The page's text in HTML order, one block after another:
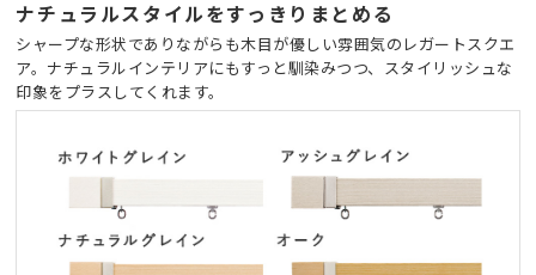
ナチュラルスタイルをすっきりまとめる
シャープな形状でありながらも木目が優しい雰囲気のレガートスクエ
ア。ナチュラルインテリアにもすっと馴染みつつ、スタイリッシュな
印象をプラスしてくれます。